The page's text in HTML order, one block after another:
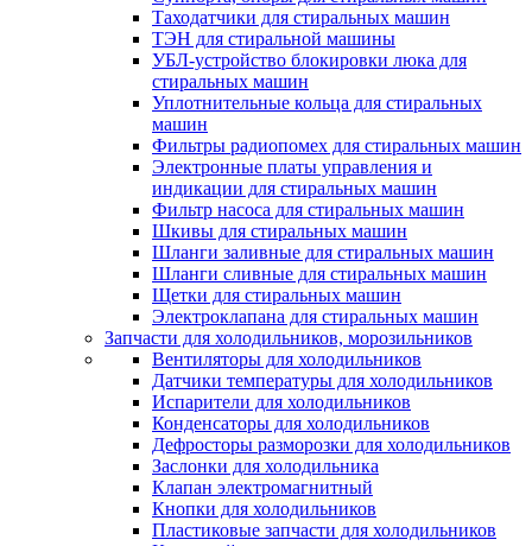
Таходатчики для стиральных машин
ТЭН для стиральной машины
УБЛ-устройство блокировки люка для
стиральных машин
Уплотнительные кольца для стиральных
машин
Фильтры радиопомех для стиральных машин
Электронные платы управления и
индикации для стиральных машин
Фильтр насоса для стиральных машин
Шкивы для стиральных машин
Шланги заливные для стиральных машин
Шланги сливные для стиральных машин
Щетки для стиральных машин
Электроклапана для стиральных машин
Запчасти для холодильников, морозильников
Вентиляторы для холодильников
Датчики температуры для холодильников
Испарители для холодильников
Конденсаторы для холодильников
Дефросторы разморозки для холодильников
Заслонки для холодильника
Клапан электромагнитный
Кнопки для холодильников
Пластиковые запчасти для холодильников